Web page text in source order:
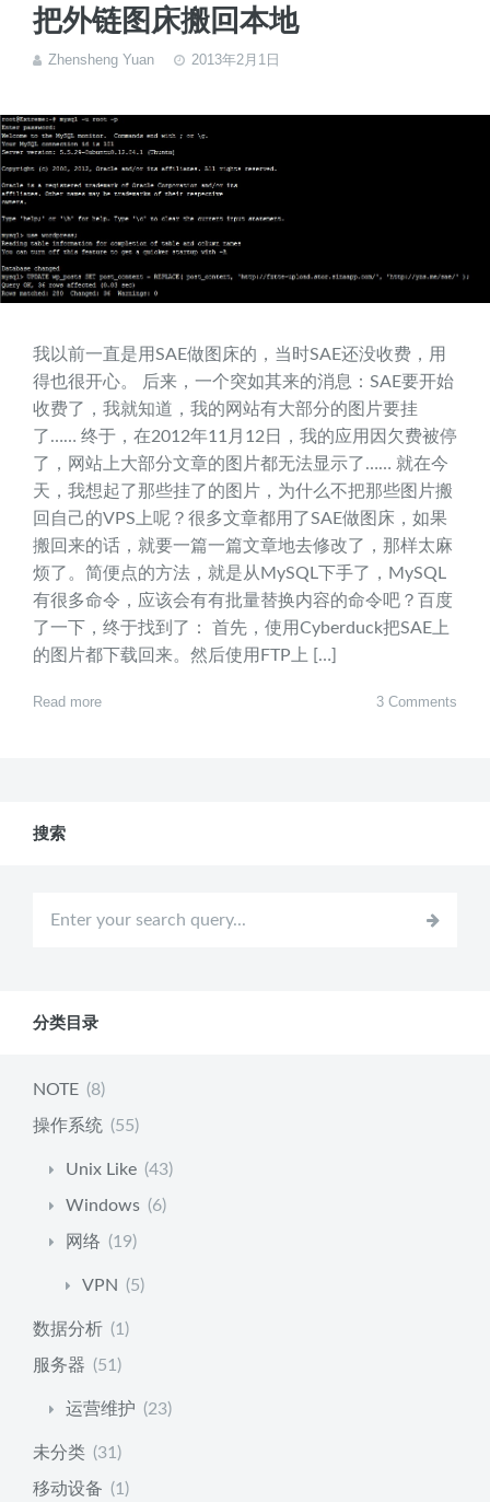
把外链图床搬回本地
Zhensheng Yuan 2013年2月1日
我以前一直是用SAE做图床的，当时SAE还没收费，用
得也很开心。 后来，一个突如其来的消息：SAE要开始
收费了，我就知道，我的网站有大部分的图片要挂
了…… 终于，在2012年11月12日，我的应用因欠费被停
了，网站上大部分文章的图片都无法显示了…… 就在今
天，我想起了那些挂了的图片，为什么不把那些图片搬
回自己的VPS上呢？很多文章都用了SAE做图床，如果
搬回来的话，就要一篇一篇文章地去修改了，那样太麻
烦了。简便点的方法，就是从MySQL下手了，MySQL
有很多命令，应该会有有批量替换内容的命令吧？百度
了一下，终于找到了： 首先，使用Cyberduck把SAE上
的图片都下载回来。然后使用FTP上 […]
Read more 3 Comments
搜索
分类目录
NOTE (8)
操作系统 (55)
Unix Like (43)
Windows (6)
网络 (19)
VPN (5)
数据分析 (1)
服务器 (51)
运营维护 (23)
未分类 (31)
移动设备 (1)